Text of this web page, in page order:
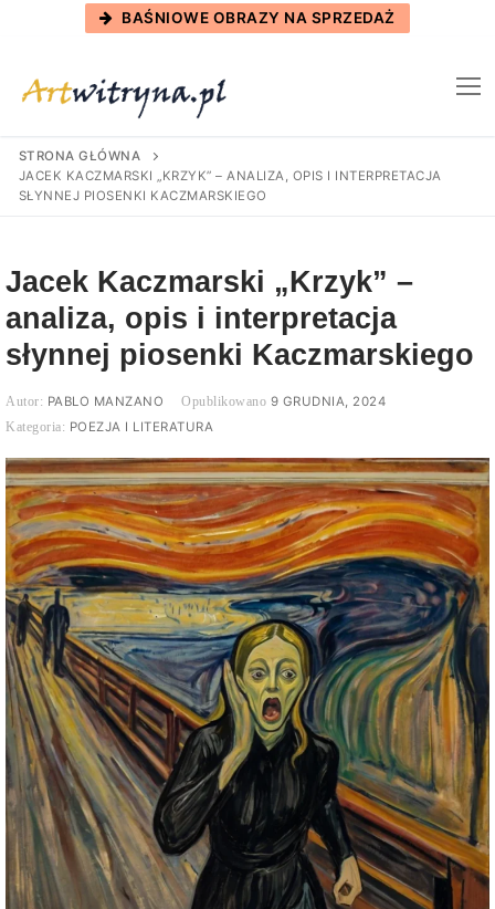
BAŚNIOWE OBRAZY NA SPRZEDAŻ
STRONA GŁÓWNA
JACEK KACZMARSKI „KRZYK” – ANALIZA, OPIS I INTERPRETACJA
SŁYNNEJ PIOSENKI KACZMARSKIEGO
Jacek Kaczmarski „Krzyk” –
analiza, opis i interpretacja
słynnej piosenki Kaczmarskiego
PABLO MANZANO
9 GRUDNIA, 2024
POEZJA I LITERATURA